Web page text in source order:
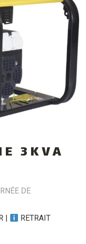
3KVA
DE
RETRAIT